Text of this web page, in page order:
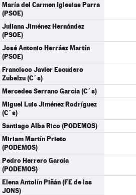
María del Carmen Iglesias Parra
(PSOE)
Juliana Jiménez Hernández
(PSOE)
José Antonio Herráez Martín
(PSOE)
Francisco Javier Escudero
Zubelzu (C´s)
Mercedes Serrano García (C´s)
Miguel Luis Jiménez Rodríguez
(C´s)
Santiago Alba Rico (PODEMOS)
Miriam Martín Prieto
(PODEMOS)
Pedro Herrero García
(PODEMOS)
Elena Antolín Piñán (FE de las
JONS)